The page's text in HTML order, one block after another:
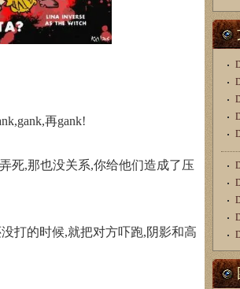
再gank!
,那也没关系,你给他们造成了压
打的时候,就把对方吓跑,阴影和高